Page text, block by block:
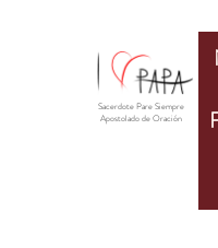
Sacerdote Pare Siempre
Apostolado de Oración